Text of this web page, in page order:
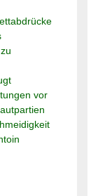
vor